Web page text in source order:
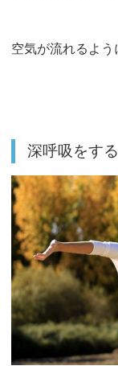
空気が流れるよう
深呼吸をする